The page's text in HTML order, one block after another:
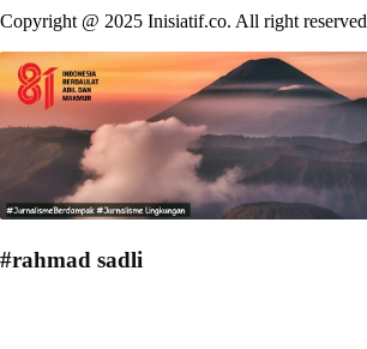
Copyright @ 2025 Inisiatif.co. All right reserved
#rahmad sadli